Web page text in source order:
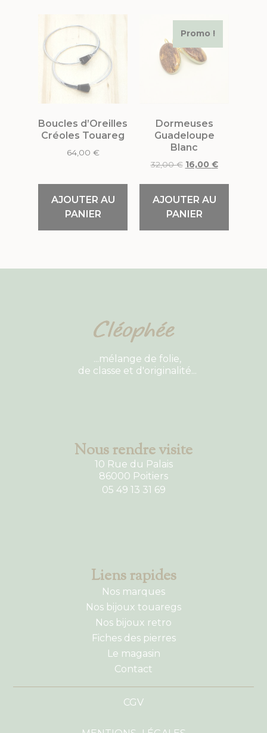
Boucles d’Oreilles
Créoles Touareg
64,00 €
AJOUTER AU
PANIER
Promo !
Dormeuses
Guadeloupe
Blanc
32,00€ 16,00 €
AJOUTER AU
PANIER
...mélange de folie,
de classe et d'originalité...
Nous rendre visite
10 Rue du Palais
86000 Poitiers
05 49 13 31 69
Liens rapides
Nos marques
Nos bijoux touaregs
Nos bijoux retro
Fiches des pierres
Le magasin
Contact
CGV